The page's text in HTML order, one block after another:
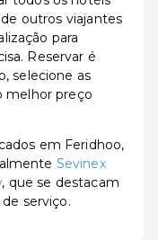
outros viajantes
para
Reservar é
selecione as
melhor preço
em Feridhoo,
Sevinex
, que se destacam
serviço.